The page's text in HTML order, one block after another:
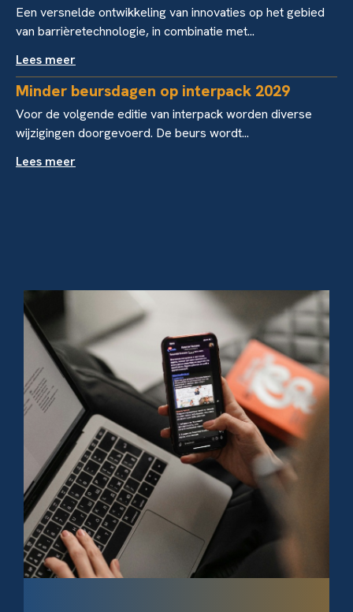
Een versnelde ontwikkeling van innovaties op het gebied
van barrièretechnologie, in combinatie met...
Lees meer
Minder beursdagen op interpack 2029
Voor de volgende editie van interpack worden diverse
wijzigingen doorgevoerd. De beurs wordt...
Lees meer